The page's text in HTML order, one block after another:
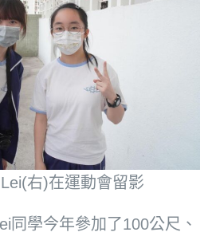
右)在運動會留影
同學今年參加了100公尺、